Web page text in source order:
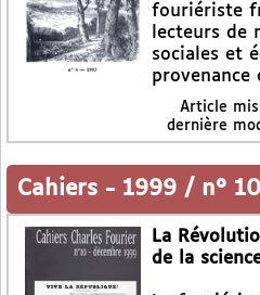
fouriériste
lecteurs de
sociales et
provenance
Article
dernière
Cahiers - 1999 / n° 10
La
de la